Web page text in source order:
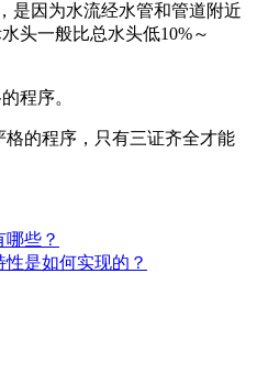
是因为水流经水管和管道附近
头一般比总水头低10%～
程序。
的程序，只有三证齐全才能
些？
是如何实现的？